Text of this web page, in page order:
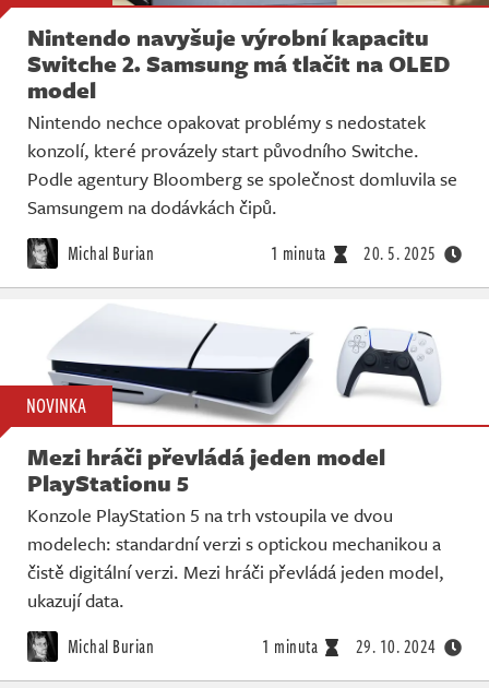
Nintendo navyšuje výrobní kapacitu
Switche 2. Samsung má tlačit na OLED
model
Nintendo nechce opakovat problémy s nedostatek
konzolí, které provázely start původního Switche.
Podle agentury Bloomberg se společnost domluvila se
Samsungem na dodávkách čipů.
Michal Burian 1 minuta 20. 5. 2025
NOVINKA
Mezi hráči převládá jeden model
PlayStationu 5
Konzole PlayStation 5 na trh vstoupila ve dvou
modelech: standardní verzi s optickou mechanikou a
čistě digitální verzi. Mezi hráči převládá jeden model,
ukazují data.
Michal Burian 1 minuta 29. 10. 2024